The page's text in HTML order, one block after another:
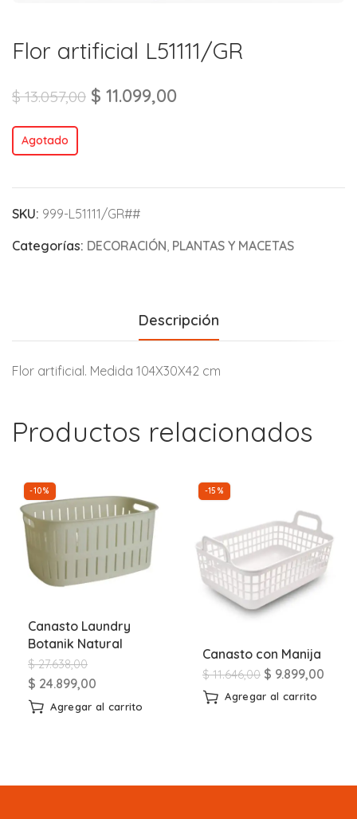
Flor artificial L51111/GR
$13.057,00 $ 11.099,00
Agotado
SKU: 999-L51111/GR##
Categorías: DECORACIÓN PLANTAS Y MACETAS
Descripción
Flor artificial. Medida 104X30X42 cm
Productos relacionados
-10%
Canasto Laundry
Botanik Natural
$27.638,00
$ 24.899,00
Agregar al carrito
-15%
Canasto con Manija
$11.646,00 $ 9.899,00
Agregar al carrito